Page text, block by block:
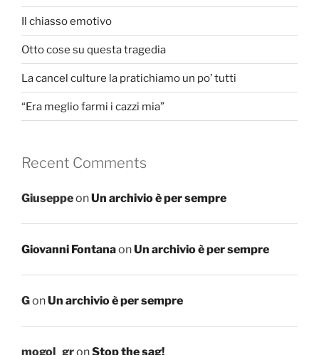
Il chiasso emotivo
Otto cose su questa tragedia
La cancel culture la pratichiamo un po’ tutti
“Era meglio farmi i cazzi mia”
Recent Comments
GiuseppeonUn archivio è per sempre
Giovanni FontanaonUn archivio è per sempre
GonUn archivio è per sempre
mogol_gronStop the sag!